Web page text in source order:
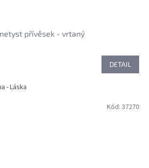
přívěsek - vrtaný
DETAIL
- Láska
Kód: 37270